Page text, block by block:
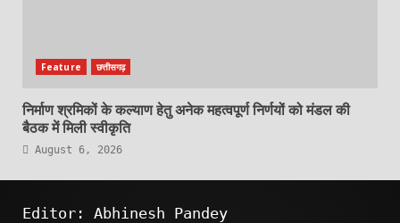
Feature छत्तीसगढ़
निर्माण श्रमिकों के कल्याण हेतु अनेक महत्वपूर्ण निर्णयों को मंडल की
बैठक में मिली स्वीकृति
August 6, 2026
Editor: Abhinesh Pandey